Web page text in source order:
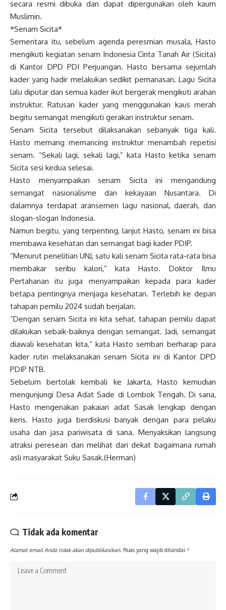
secara resmi dibuka dan dapat dipergunakan oleh kaum
Muslimin.
*Senam Sicita*
Sementara itu, sebelum agenda peresmian musala, Hasto
mengikuti kegiatan senam Indonesia Cinta Tanah Air (Sicita)
di Kantor DPD PDI Perjuangan. Hasto bersama sejumlah
kader yang hadir melakukan sedikit pemanasan. Lagu Sicita
lalu diputar dan semua kader ikut bergerak mengikuti arahan
instruktur. Ratusan kader yang menggunakan kaus merah
begitu semangat mengikuti gerakan instruktur senam.
Senam Sicita tersebut dilaksanakan sebanyak tiga kali.
Hasto memang memancing instruktur menambah repetisi
senam. “Sekali lagi, sekali lagi,” kata Hasto ketika senam
Sicita sesi kedua selesai.
Hasto menyampaikan senam Sicita ini mengandung
semangat nasionalisme dan kekayaan Nusantara. Di
dalamnya terdapat aransemen lagu nasional, daerah, dan
slogan-slogan Indonesia.
Namun begitu, yang terpenting, lanjut Hasto, senam ini bisa
membawa kesehatan dan semangat bagi kader PDIP.
“Menurut penelitian UNJ, satu kali senam Sicita rata-rata bisa
membakar seribu kalori,” kata Hasto. Doktor Ilmu
Pertahanan itu juga menyampaikan kepada para kader
betapa pentingnya menjaga kesehatan. Terlebih ke depan
tahapan pemilu 2024 sudah berjalan.
“Dengan senam Sicita ini kita sehat, tahapan pemilu dapat
dilakukan sebaik-baiknya dengan semangat. Jadi, semangat
diawali kesehatan kita,” kata Hasto sembari berharap para
kader rutin melaksanakan senam Sicita ini di Kantor DPD
PDIP NTB.
Sebelum bertolak kembali ke Jakarta, Hasto kemudian
mengunjungi Desa Adat Sade di Lombok Tengah. Di sana,
Hasto mengenakan pakaian adat Sasak lengkap dengan
keris. Hasto juga berdiskusi banyak dengan para pelaku
usaha dan jasa pariwisata di sana. Menyaksikan langsung
atraksi peresean dan melihat dari dekat bagaimana rumah
asli masyarakat Suku Sasak.(Herman)
Tidak ada komentar
Alamat email Anda tidak akan dipublikasikan. Ruas yang wajib ditandai *